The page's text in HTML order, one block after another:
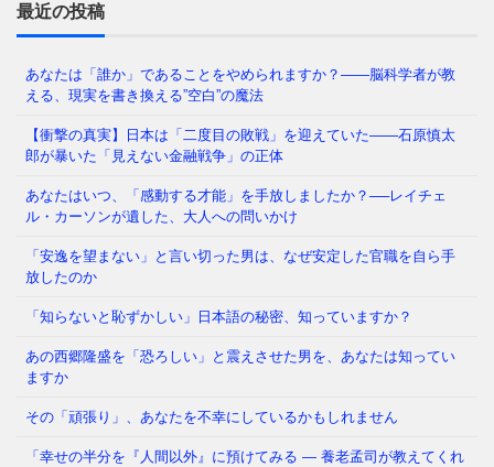
「わたしたちの多くは大人になるまえに澄みきった洞
ぶらせ、あるときはまった⇒ 続きを読む
た50年解けない心理の檻 経済は豊かなはずなのに、
てしまう——そんな経験、⇒ 続きを読む
最近の投稿
あなたは「誰か」であることをやめられますか？——脳科学者が教
える、現実を書き換える”空白”の魔法
【衝撃の真実】日本は「二度目の敗戦」を迎えていた――石原慎太
郎が暴いた「見えない金融戦争」の正体
あなたはいつ、「感動する才能」を手放しましたか？──レイチェ
ル・カーソンが遺した、大人への問いかけ
「安逸を望まない」と言い切った男は、なぜ安定した官職を自ら手
放したのか
「知らないと恥ずかしい」日本語の秘密、知っていますか？
あの西郷隆盛を「恐ろしい」と震えさせた男を、あなたは知ってい
ますか
その「頑張り」、あなたを不幸にしているかもしれません
「幸せの半分を『人間以外』に預けてみる ― 養老孟司が教えてくれ